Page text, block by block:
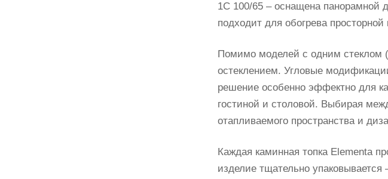
1С 100/65 – оснащена панорамной
подходит для обогрева
Помимо моделей с одним стеклом
остеклением. Угловые
решение особенно эффектно для
гостиной и столовой. Выбирая
отапливаемого пространства и
Каждая каминная топка Elementa
изделие тщательно